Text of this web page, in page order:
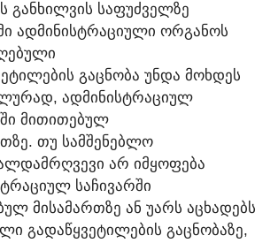
ᲒᲐᲜᲮᲘᲚᲕᲘᲡ ᲡᲐᲤᲣᲫᲕᲔᲚᲖᲔ
ᲐᲓᲛᲘᲜᲘᲡᲢᲠᲐᲪᲘᲣᲚᲘ ᲝᲠᲒᲐᲜᲝᲡ
ᲒᲐᲪᲜᲝᲑᲐ ᲣᲜᲓᲐ ᲛᲝᲮᲓᲔᲡ
ᲐᲓᲛᲘᲜᲘᲡᲢᲠᲐᲪᲘᲣᲚ
ᲛᲘᲗᲘᲗᲔᲑᲣᲚ
ᲗᲣ ᲡᲐᲛᲨᲔᲜᲔᲑᲚᲝ
ᲐᲠ ᲘᲛᲧᲝᲤᲔᲑᲐ
ᲡᲐᲩᲘᲕᲐᲠᲨᲘ
ᲛᲘᲡᲐᲛᲐᲠᲗᲖᲔ ᲐᲜ ᲣᲐᲠᲡ ᲐᲪᲮᲐᲓᲔᲑᲡ
ᲒᲐᲓᲐᲬᲧᲕᲔᲢᲘᲚᲔᲑᲘᲡ ᲒᲐᲪᲜᲝᲑᲐᲖᲔ,